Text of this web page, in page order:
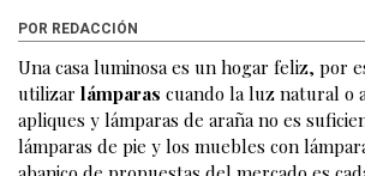
POR REDACCIÓN
Una casa luminosa es un hogar feliz, por
utilizar lámparas cuando la luz natural o
apliques y lámparas de araña no es
lámparas de pie y los muebles con